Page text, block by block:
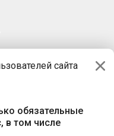
сайта
обязательные
в том числе
БАЙ»
пр-т Независимости